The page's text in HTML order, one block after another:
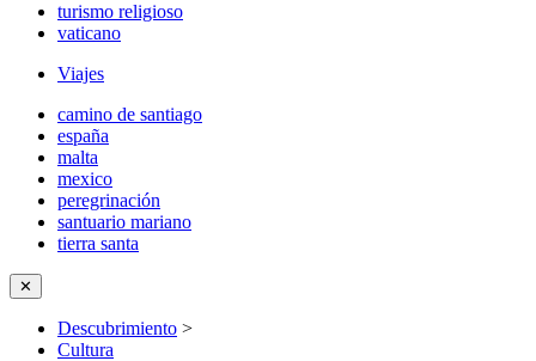
turismo religioso
vaticano
Viajes
camino de santiago
españa
malta
mexico
peregrinación
santuario mariano
tierra santa
✕
Descubrimiento >
Cultura